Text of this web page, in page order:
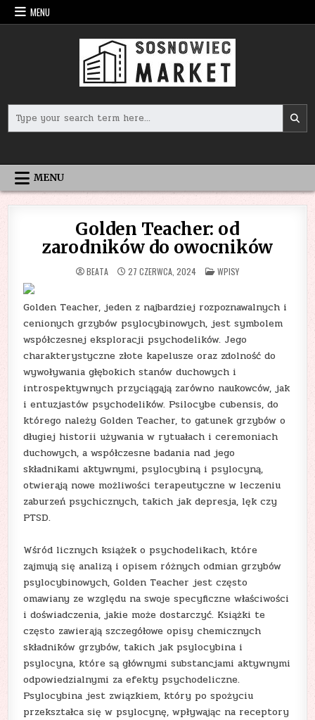
Skip
to
MENU
for:
MENU
Golden Teacher: od
zarodników do owocników
BEATA 27 CZERWCA, 2024 POSTED
IN
WPISY
Golden Teacher, jeden z najbardziej rozpoznawalnych i
cenionych grzybów psylocybinowych, jest symbolem
współczesnej eksploracji psychodelików. Jego
charakterystyczne złote kapelusze oraz zdolność do
wywoływania głębokich stanów duchowych i
introspektywnych przyciągają zarówno naukowców, jak
i entuzjastów psychodelików. Psilocybe cubensis, do
którego należy Golden Teacher, to gatunek grzybów o
długiej historii używania w rytuałach i ceremoniach
duchowych, a współczesne badania nad jego
składnikami aktywnymi, psylocybiną i psylocyną,
otwierają nowe możliwości terapeutyczne w leczeniu
zaburzeń psychicznych, takich jak depresja, lęk czy
PTSD.
Wśród licznych książek o psychodelikach, które
zajmują się analizą i opisem różnych odmian grzybów
psylocybinowych, Golden Teacher jest często
omawiany ze względu na swoje specyficzne właściwości
i doświadczenia, jakie może dostarczyć. Książki te
często zawierają szczegółowe opisy chemicznych
składników grzybów, takich jak psylocybina i
psylocyna, które są głównymi substancjami aktywnymi
odpowiedzialnymi za efekty psychodeliczne.
Psylocybina jest związkiem, który po spożyciu
przekształca się w psylocynę, wpływając na receptory